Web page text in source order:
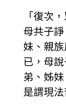
「復次
母共子
妹、親
已，母
弟、姊
是謂現